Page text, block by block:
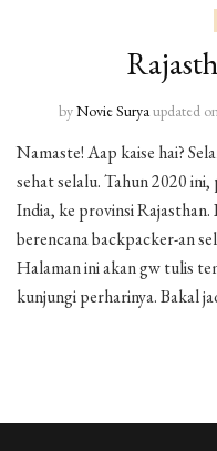
byNovie Suryaupdated
Namaste! Aap kaise hai?
sehat selalu. Tahun 2020
India, ke provinsi Rajasthan.
berencana backpacker-an
Halaman ini akan gw tulis
kunjungi perharinya. Bakal